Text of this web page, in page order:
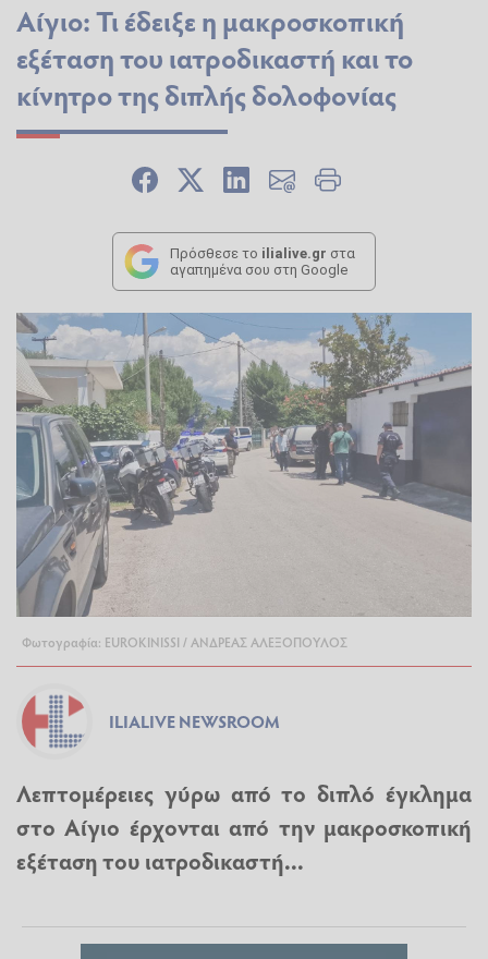
Αίγιο: Τι έδειξε η μακροσκοπική
εξέταση του ιατροδικαστή και το
κίνητρο της διπλής δολοφονίας
Πρόσθεσε το ilialive.gr στα
αγαπημένα σου στη Google
Φωτογραφία: EUROKINISSI / ΑΝΔΡΕΑΣ ΑΛΕΞΟΠΟΥΛΟΣ
ILIALIVE NEWSROOM
Λεπτομέρειες γύρω από το διπλό έγκλημα
στο Αίγιο έρχονται από την μακροσκοπική
εξέταση του ιατροδικαστή...